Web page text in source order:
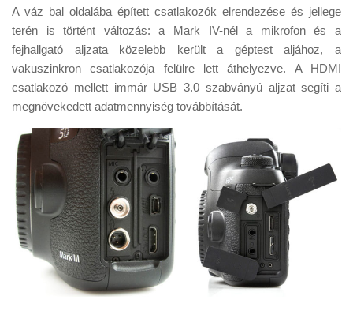
A váz bal oldalába épített csatlakozók elrendezése és jellege
terén is történt változás: a Mark IV-nél a mikrofon és a
fejhallgató aljzata közelebb került a géptest aljához, a
vakuszinkron csatlakozója felülre lett áthelyezve. A HDMI
csatlakozó mellett immár USB 3.0 szabványú aljzat segíti a
megnövekedett adatmennyiség továbbítását.